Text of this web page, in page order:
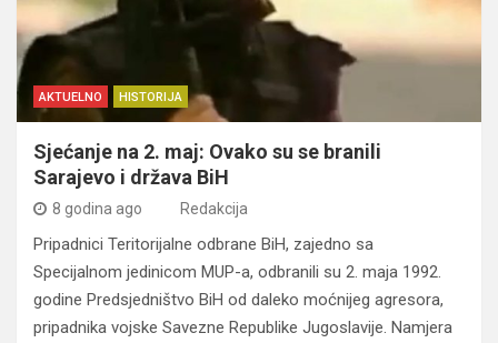
AKTUELNO HISTORIJA
Sjećanje na 2. maj: Ovako su se branili
Sarajevo i država BiH
8 godina ago Redakcija
Pripadnici Teritorijalne odbrane BiH, zajedno sa
Specijalnom jedinicom MUP-a, odbranili su 2. maja 1992.
godine Predsjedništvo BiH od daleko moćnijeg agresora,
pripadnika vojske Savezne Republike Jugoslavije. Namjera